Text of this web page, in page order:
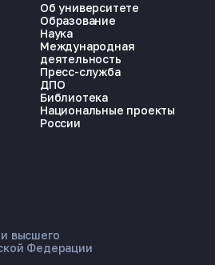
— ПОМОЩНИК КГЭУ
📋 Приёмная комиссия
высшего
Федерации
Об университете
Образование
Наука
Международная
деятельность
Пресс-служба
ДПО
Библиотека
Национальные проекты
России